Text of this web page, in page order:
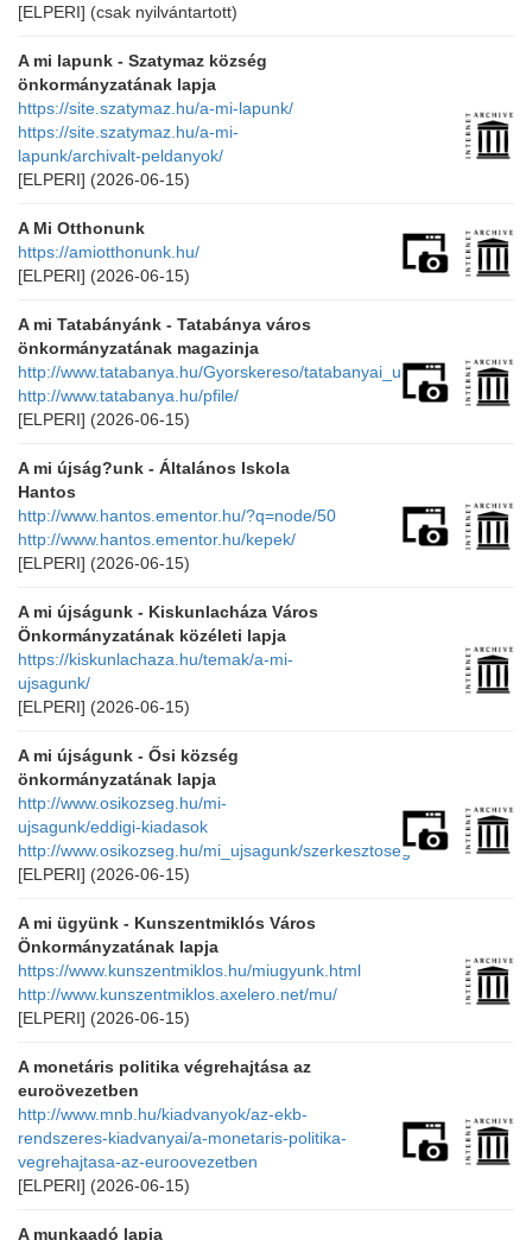
[ELPERI] (csak nyilvántartott)
A mi lapunk - Szatymaz község
önkormányzatának lapja
https://site.szatymaz.hu/a-mi-lapunk/
https://site.szatymaz.hu/a-mi-
lapunk/archivalt-peldanyok/
[ELPERI] (2026-06-15)
A Mi Otthonunk
https://amiotthonunk.hu/
[ELPERI] (2026-06-15)
A mi Tatabányánk - Tatabánya város
önkormányzatának magazinja
http://www.tatabanya.hu/Gyorskereso/tatabanyai_ujsag
http://www.tatabanya.hu/pfile/
[ELPERI] (2026-06-15)
A mi újság?unk - Általános Iskola
Hantos
http://www.hantos.ementor.hu/?q=node/50
http://www.hantos.ementor.hu/kepek/
[ELPERI] (2026-06-15)
A mi újságunk - Kiskunlacháza Város
Önkormányzatának közéleti lapja
https://kiskunlachaza.hu/temak/a-mi-
ujsagunk/
[ELPERI] (2026-06-15)
A mi újságunk - Ősi község
önkormányzatának lapja
http://www.osikozseg.hu/mi-
ujsagunk/eddigi-kiadasok
http://www.osikozseg.hu/mi_ujsagunk/szerkesztoseg
[ELPERI] (2026-06-15)
A mi ügyünk - Kunszentmiklós Város
Önkormányzatának lapja
https://www.kunszentmiklos.hu/miugyunk.html
http://www.kunszentmiklos.axelero.net/mu/
[ELPERI] (2026-06-15)
A monetáris politika végrehajtása az
euroövezetben
http://www.mnb.hu/kiadvanyok/az-ekb-
rendszeres-kiadvanyai/a-monetaris-politika-
vegrehajtasa-az-euroovezetben
[ELPERI] (2026-06-15)
A munkaadó lapja